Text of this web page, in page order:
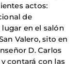
actos:
de
en el salón
Valero, sito en
D. Carlos
contará con las